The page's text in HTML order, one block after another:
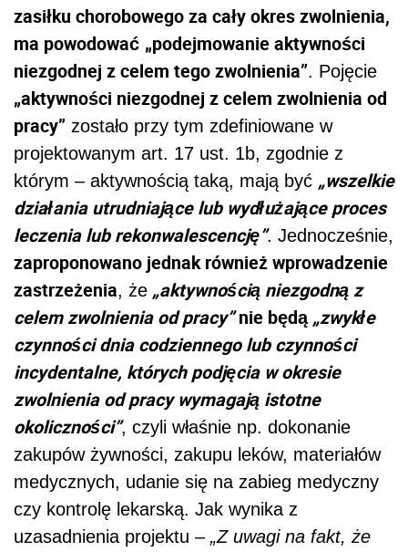
zasiłku chorobowego za cały okres zwolnienia,
ma powodować „podejmowanie aktywności
niezgodnej z celem tego zwolnienia”. Pojęcie
„aktywności niezgodnej z celem zwolnienia od
pracy” zostało przy tym zdefiniowane w
projektowanym art. 17 ust. 1b, zgodnie z
którym – aktywnością taką, mają być „wszelkie
działania utrudniające lub wydłużające proces
leczenia lub rekonwalescencję”. Jednocześnie,
zaproponowano jednak również wprowadzenie
zastrzeżenia, że „aktywnością niezgodną z
celem zwolnienia od pracy”nie będą„zwykłe
czynności dnia codziennego lub czynności
incydentalne, których podjęcia w okresie
zwolnienia od pracy wymagają istotne
okoliczności”, czyli właśnie np. dokonanie
zakupów żywności, zakupu leków, materiałów
medycznych, udanie się na zabieg medyczny
czy kontrolę lekarską. Jak wynika z
uzasadnienia projektu – „Z uwagi na fakt, że